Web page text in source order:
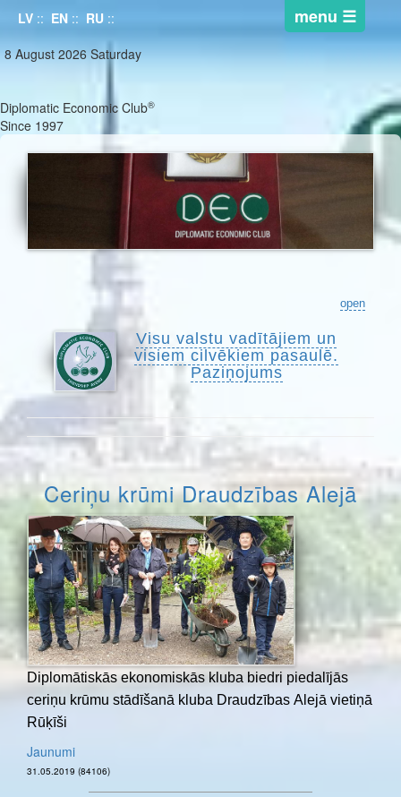
LV :: EN :: RU ::
8 August 2026 Saturday
Diplomatic Economic Club®
Since 1997
open
Visu valstu vadītājiem un
visiem cilvēkiem pasaulē.
Paziņojums
Ceriņu krūmi Draudzības Alejā
Diplomātiskās ekonomiskās kluba biedri piedalījās
ceriņu krūmu stādīšanā kluba Draudzības Alejā vietiņā
Rūķīši
Jaunumi
31.05.2019 (84106)